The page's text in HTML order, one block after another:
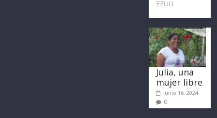
EEUU
Julia, una
mujer libre
junio 16, 2024
0